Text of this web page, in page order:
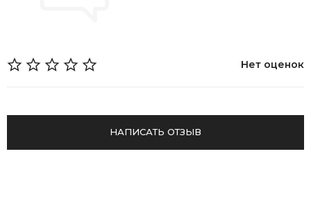
Нет оценок
НАПИСАТЬ ОТЗЫВ